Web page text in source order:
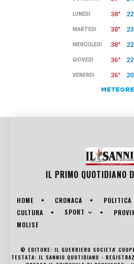
IL PRIMO QUOTIDIANO
HOME CRONACA POLITICA
CULTURA
SPORT
MOLISE
© EDITORE: IL GUERRIERO SOCIETA'
TESTATA: IL SANNIO QUOTIDIANO -